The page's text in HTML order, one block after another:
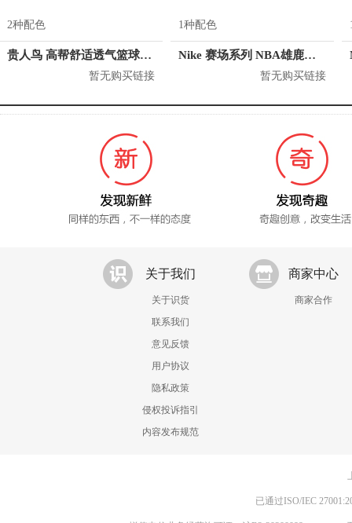
2种配色
贵人鸟 高帮舒适透气篮球鞋 L04511
暂无购买链接
1种配色
Nike 赛场系列 NBA雄鹿队篮球短裤 912123
暂无购买链接
关于我们
关于识货
联系我们
意见反馈
用户协议
隐私政策
侵权投诉指引
内容发布规范
商家中心
商家合作
已通过ISO/IEC